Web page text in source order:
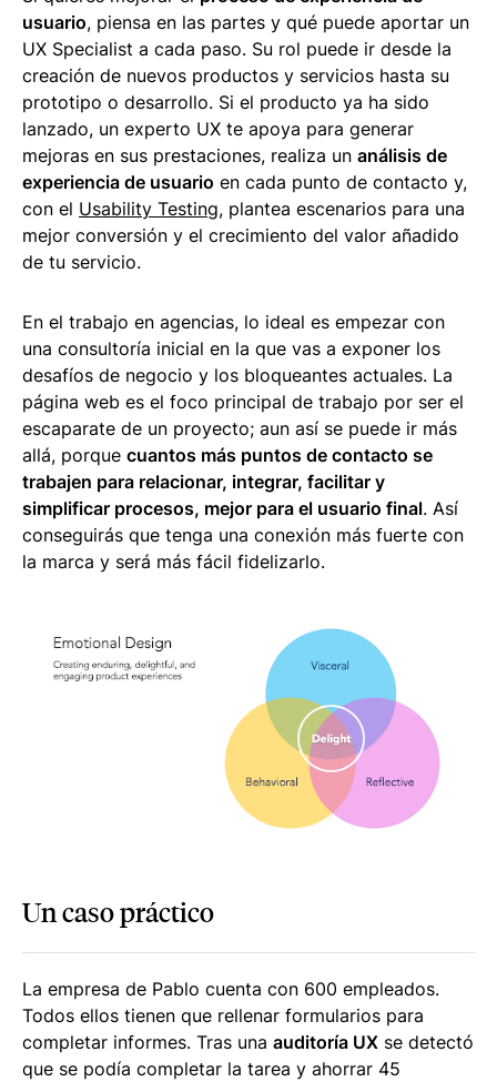
usuario, piensa en las partes y qué puede aportar un
UX Specialist a cada paso. Su rol puede ir desde la
creación de nuevos productos y servicios hasta su
prototipo o desarrollo. Si el producto ya ha sido
lanzado, un experto UX te apoya para generar
mejoras en sus prestaciones, realiza un análisis de
experiencia de usuario en cada punto de contacto y,
con el Usability Testing, plantea escenarios para una
mejor conversión y el crecimiento del valor añadido
de tu servicio.
En el trabajo en agencias, lo ideal es empezar con
una consultoría inicial en la que vas a exponer los
desafíos de negocio y los bloqueantes actuales. La
página web es el foco principal de trabajo por ser el
escaparate de un proyecto; aun así se puede ir más
allá, porque cuantos más puntos de contacto se
trabajen para relacionar, integrar, facilitar y
simplificar procesos, mejor para el usuario final. Así
conseguirás que tenga una conexión más fuerte con
la marca y será más fácil fidelizarlo.
Un caso práctico
La empresa de Pablo cuenta con 600 empleados.
Todos ellos tienen que rellenar formularios para
completar informes. Tras una auditoría UX se detectó
que se podía completar la tarea y ahorrar 45